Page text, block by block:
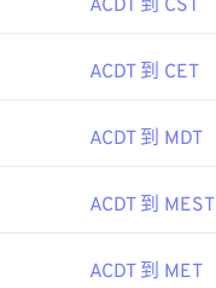
ACDT 到 CST
ACDT 到 CET
ACDT 到 MDT
ACDT 到 MEST
ACDT 到 MET